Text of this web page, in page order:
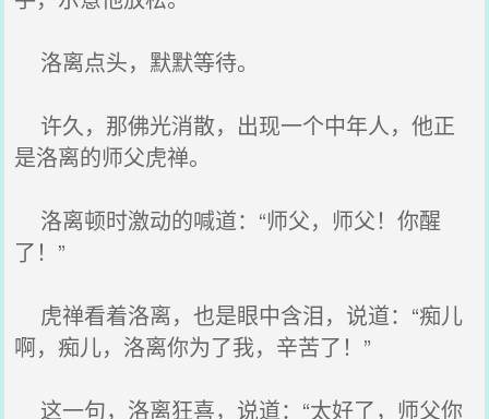
洛离点头，默默等待。
许久，那佛光消散，出现一个中年人，他正
是洛离的师父虎禅。
洛离顿时激动的喊道：“师父，师父！你醒
了！”
虎禅看着洛离，也是眼中含泪，说道：“痴儿
啊，痴儿，洛离你为了我，辛苦了！”
这一句，洛离狂喜，说道：“太好了，师父你